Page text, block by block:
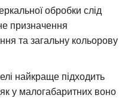
обробки слід
призначення
та загальну кольорову
найкраще підходить
у малогабаритних воно